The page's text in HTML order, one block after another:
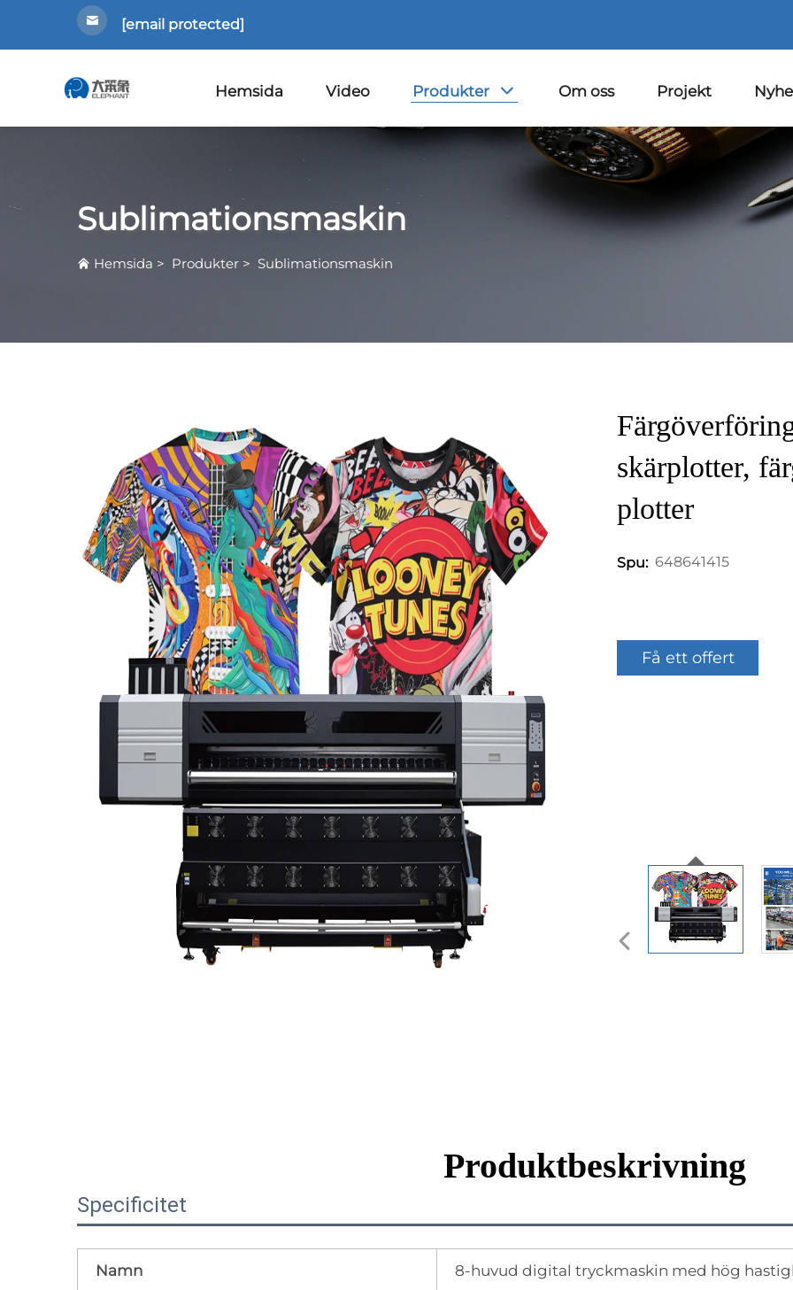
[email protected]
Hemsida Video Produkter Om oss Projekt
Sublimationsmaskin
Hemsida > Produkter > Sublimationsmaskin
skärplotter,
plotter
Spu: 648641415
Få ett offert
Produktbeskrivning
Specificitet
Namn 8-huvud digital tryckmaskin med hög